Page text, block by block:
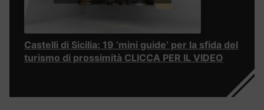
Castelli di Sicilia: 19 ‘mini guide’ per la sfida del
turismo di prossimità CLICCA PER IL VIDEO